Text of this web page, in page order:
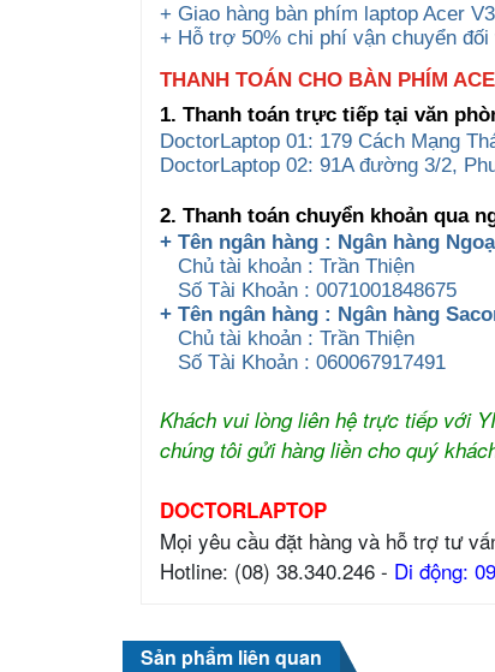
+ Giao hàng bàn phím laptop Acer
+ Hỗ trợ 50% chi phí vận chuyển
THANH TOÁN CHO BÀN PHÍM
1. Thanh toán trực tiếp tại văn
DoctorLaptop 01: 179 Cách Mạng
DoctorLaptop 02: 91A đường 3/2,
2. Thanh toán chuyển khoản qua
+ Tên ngân hàng : Ngân hàng
Chủ tài khoản : Trần Thiện
Số Tài Khoản : 0071001848675
+ Tên ngân hàng : Ngân hàng
Chủ tài khoản : Trần Thiện
Số Tài Khoản : 060067917491
Khách vui lòng liên hệ trực tiếp với
chúng tôi gửi hàng liền cho quý
DOCTORLAPTOP
Mọi yêu cầu đặt hàng và hỗ trợ tư
Hotline: (08) 38.340.246 - Di động:
Sản phẩm liên quan